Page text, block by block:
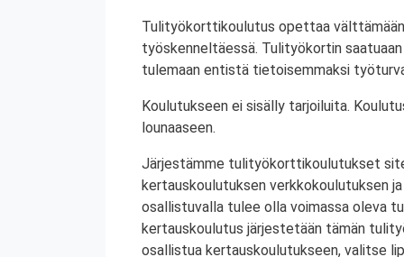
Tulityökorttikoulutus opettaa
työskenneltäessä. Tulityökortin
tulemaan entistä tietoisemmaksi
Koulutukseen ei sisälly tarjoiluita.
lounaaseen.
Järjestämme tulityökorttikoulutukset
kertauskoulutuksen verkkokoulutuksen
osallistuvalla tulee olla voimassa oleva
kertauskoulutus järjestetään tämän
osallistua kertauskoulutukseen, valitse